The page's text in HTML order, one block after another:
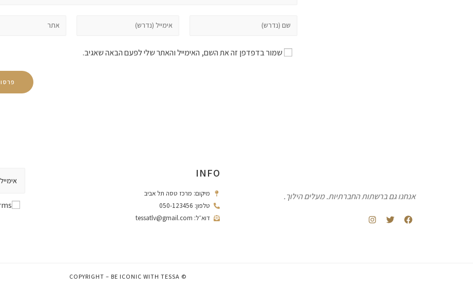
שמור בדפדפן זה את השם, האימייל והאתר שלי לפעם הבאה שאגיב.
אנחנו גם ברשתות החברתיות. מעלים הילוך.
INFO
מיקום: מרכז טסה תל אביב
טלפון: 050-123456
דוא״ל: tessatlv@gmail.com
© COPYRIGHT – BE ICONIC WITH TESSA